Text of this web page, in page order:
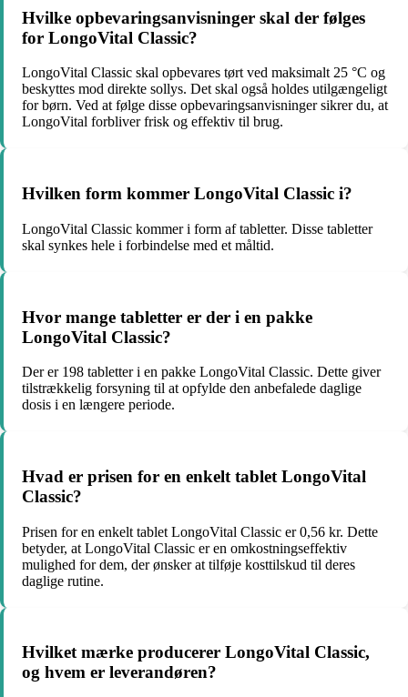
Hvilke opbevaringsanvisninger skal der følges
for LongoVital Classic?
LongoVital Classic skal opbevares tørt ved maksimalt 25 °C og
beskyttes mod direkte sollys. Det skal også holdes utilgængeligt
for børn. Ved at følge disse opbevaringsanvisninger sikrer du, at
LongoVital forbliver frisk og effektiv til brug.
Hvilken form kommer LongoVital Classic i?
LongoVital Classic kommer i form af tabletter. Disse tabletter
skal synkes hele i forbindelse med et måltid.
Hvor mange tabletter er der i en pakke
LongoVital Classic?
Der er 198 tabletter i en pakke LongoVital Classic. Dette giver
tilstrækkelig forsyning til at opfylde den anbefalede daglige
dosis i en længere periode.
Hvad er prisen for en enkelt tablet LongoVital
Classic?
Prisen for en enkelt tablet LongoVital Classic er 0,56 kr. Dette
betyder, at LongoVital Classic er en omkostningseffektiv
mulighed for dem, der ønsker at tilføje kosttilskud til deres
daglige rutine.
Hvilket mærke producerer LongoVital Classic,
og hvem er leverandøren?